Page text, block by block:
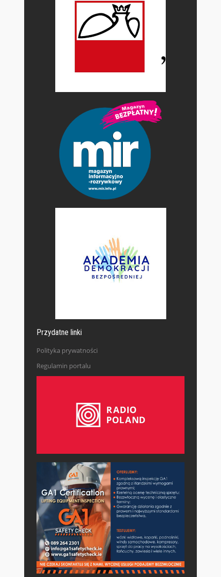
Przydatne linki
Polityka prywatności
Regulamin portalu